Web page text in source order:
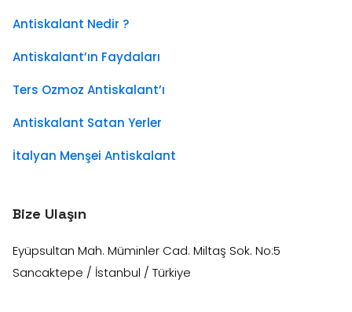
Antiskalant Nedir ?
Antiskalant’ın Faydaları
Ters Ozmoz Antiskalant’ı
Antiskalant Satan Yerler
İtalyan Menşei Antiskalant
Bize Ulaşın
Eyüpsultan Mah. Müminler Cad. Miltaş Sok. No:5
Sancaktepe / İstanbul / Türkiye